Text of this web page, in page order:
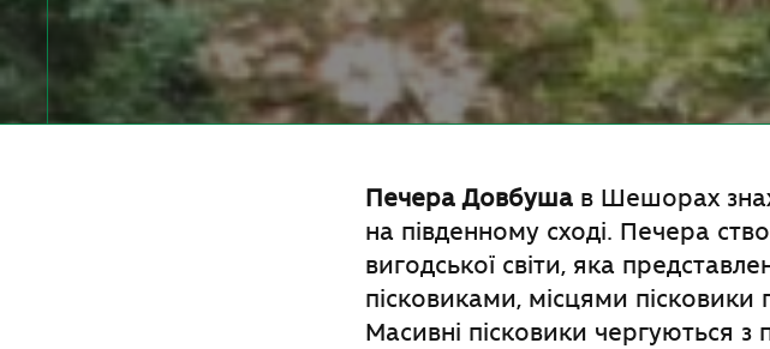
Печера Довбушав Шешорах
на південному сході. Печера
вигодської світи, яка
пісковиками, місцями пісковики
Масивні пісковики чергуються